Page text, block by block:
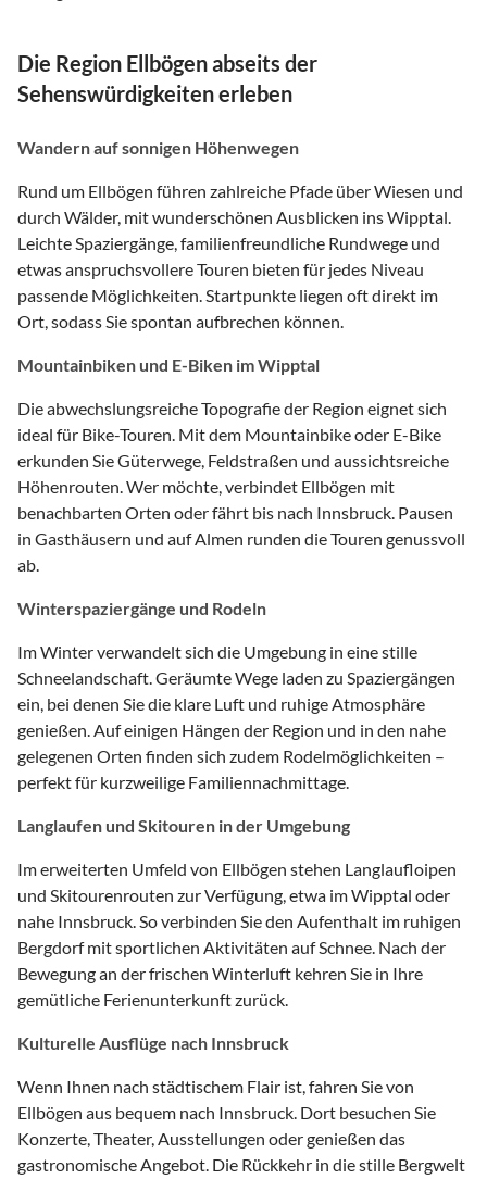
Die Region Ellbögen abseits der
Sehenswürdigkeiten erleben
Wandern auf sonnigen Höhenwegen
Rund um Ellbögen führen zahlreiche Pfade über Wiesen und
durch Wälder, mit wunderschönen Ausblicken ins Wipptal.
Leichte Spaziergänge, familienfreundliche Rundwege und
etwas anspruchsvollere Touren bieten für jedes Niveau
passende Möglichkeiten. Startpunkte liegen oft direkt im
Ort, sodass Sie spontan aufbrechen können.
Mountainbiken und E-Biken im Wipptal
Die abwechslungsreiche Topografie der Region eignet sich
ideal für Bike-Touren. Mit dem Mountainbike oder E-Bike
erkunden Sie Güterwege, Feldstraßen und aussichtsreiche
Höhenrouten. Wer möchte, verbindet Ellbögen mit
benachbarten Orten oder fährt bis nach Innsbruck. Pausen
in Gasthäusern und auf Almen runden die Touren genussvoll
ab.
Winterspaziergänge und Rodeln
Im Winter verwandelt sich die Umgebung in eine stille
Schneelandschaft. Geräumte Wege laden zu Spaziergängen
ein, bei denen Sie die klare Luft und ruhige Atmosphäre
genießen. Auf einigen Hängen der Region und in den nahe
gelegenen Orten finden sich zudem Rodelmöglichkeiten –
perfekt für kurzweilige Familiennachmittage.
Langlaufen und Skitouren in der Umgebung
Im erweiterten Umfeld von Ellbögen stehen Langlaufloipen
und Skitourenrouten zur Verfügung, etwa im Wipptal oder
nahe Innsbruck. So verbinden Sie den Aufenthalt im ruhigen
Bergdorf mit sportlichen Aktivitäten auf Schnee. Nach der
Bewegung an der frischen Winterluft kehren Sie in Ihre
gemütliche Ferienunterkunft zurück.
Kulturelle Ausflüge nach Innsbruck
Wenn Ihnen nach städtischem Flair ist, fahren Sie von
Ellbögen aus bequem nach Innsbruck. Dort besuchen Sie
Konzerte, Theater, Ausstellungen oder genießen das
gastronomische Angebot. Die Rückkehr in die stille Bergwelt